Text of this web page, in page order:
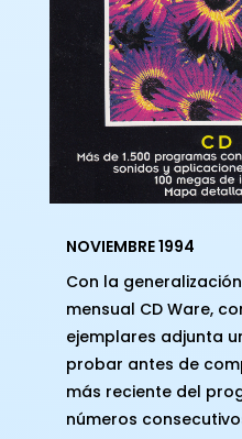
NOVIEMBRE 1994
Con la
mensual CD Ware,
ejemplares adjunta
probar antes de
más reciente del
números